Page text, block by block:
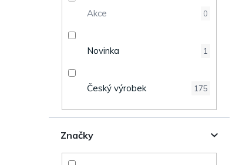
a
Akce 0
Novinka 1
Český výrobek 175
Značky